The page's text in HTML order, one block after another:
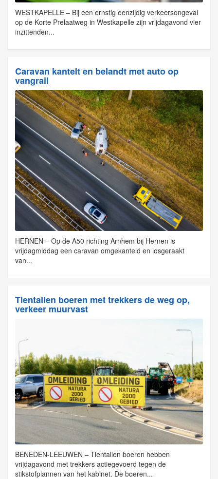
WESTKAPELLE – Bij een ernstig eenzijdig verkeersongeval
op de Korte Prelaatweg in Westkapelle zijn vrijdagavond vier
inzittenden...
Caravan kantelt en belandt met auto op
vangrail
HERNEN – Op de A50 richting Arnhem bij Hernen is
vrijdagmiddag een caravan omgekanteld en losgeraakt
van...
Tientallen boeren met trekkers de weg op,
verkeer muurvast
BENEDEN-LEEUWEN – Tientallen boeren hebben
vrijdagavond met trekkers actiegevoerd tegen de
stikstofplannen van het kabinet. De boeren...